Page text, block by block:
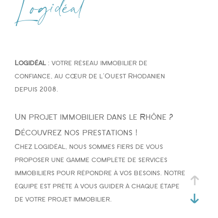
Logidéal
Logidéal: votre réseau immobilier de
confiance, au cœur de l'Ouest Rhodanien
depuis 2008.
Un projet immobilier dans le Rhône ?
Découvrez nos prestations !
Chez Logidéal, nous sommes fiers de vous
proposer une gamme complète de services
immobiliers pour répondre à vos besoins. Notre
équipe est prête à vous guider à chaque étape
de votre projet immobilier.
Type de bien
Budget
PIÈCES
1 2 3 4